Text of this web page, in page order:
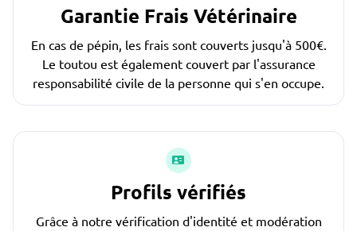
Garantie Frais Vétérinaire
En cas de pépin, les frais sont couverts jusqu'à 500€.
Le toutou est également couvert par l'assurance
responsabilité civile de la personne qui s'en occupe.
Profils vérifiés
Grâce à notre vérification d'identité et modération